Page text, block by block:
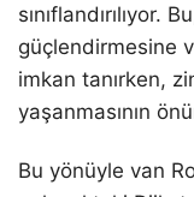
sınıflandırılıyor.
güçlendirmesine
imkan tanırken,
yaşanmasının
Bu yönüyle van